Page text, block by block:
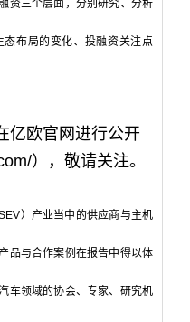
资三个层面，分别研究、分析
布局的变化、投融资关注点
亿欧官网进行公开
），敬请关注。
）产业当中的供应商与主机
品与合作案例在报告中得以体
车领域的协会、专家、研究机